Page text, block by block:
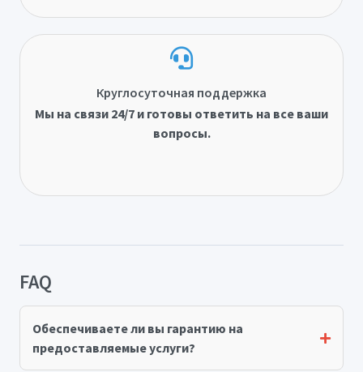
Круглосуточная поддержка
Мы на связи 24/7 и готовы ответить на все ваши
вопросы.
FAQ
Обеспечиваете ли вы гарантию на
предоставляемые услуги?